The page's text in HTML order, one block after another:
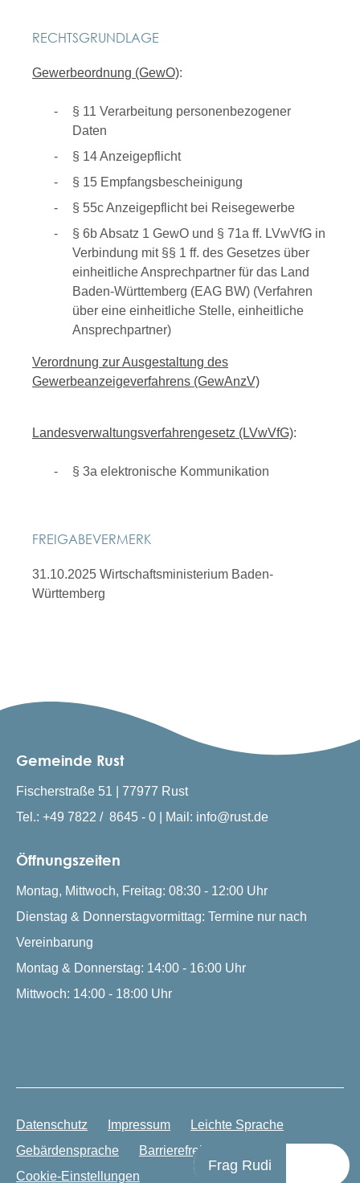
RECHTSGRUNDLAGE
Gewerbeordnung (GewO):
§ 11 Verarbeitung personenbezogener
Daten
§ 14 Anzeigepflicht
§ 15 Empfangsbescheinigung
§ 55c Anzeigepflicht bei Reisegewerbe
§ 6b Absatz 1 GewO und § 71a ff. LVwVfG in
Verbindung mit §§ 1 ff. des Gesetzes über
einheitliche Ansprechpartner für das Land
Baden-Württemberg (EAG BW) (Verfahren
über eine einheitliche Stelle, einheitliche
Ansprechpartner)
Verordnung zur Ausgestaltung des
Gewerbeanzeigeverfahrens (GewAnzV)
Landesverwaltungsverfahrengesetz (LVwVfG):
§ 3a elektronische Kommunikation
FREIGABEVERMERK
31.10.2025 Wirtschaftsministerium Baden-
Württemberg
Gemeinde Rust
Fischerstraße 51 | 77977 Rust
Tel.: +49 7822 / 8645 - 0 | Mail: info@rust.de
Öffnungszeiten
Montag, Mittwoch, Freitag: 08:30 - 12:00 Uhr
Dienstag & Donnerstagvormittag: Termine nur nach
Vereinbarung
Montag & Donnerstag: 14:00 - 16:00 Uhr
Mittwoch: 14:00 - 18:00 Uhr
Frag Rudi
Datenschutz Impressum
Leichte Sprache
Gebärdensprache
Barrierefreiheit
Cookie-Einstellungen